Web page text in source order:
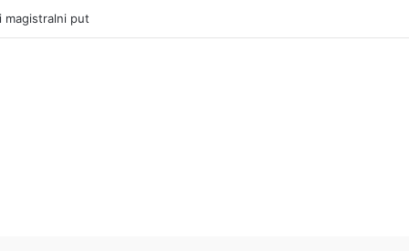
u selima kod Trebinja